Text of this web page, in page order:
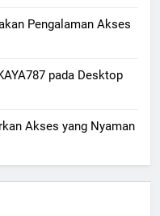
Pengalaman Akses
pada Desktop
Akses yang Nyaman